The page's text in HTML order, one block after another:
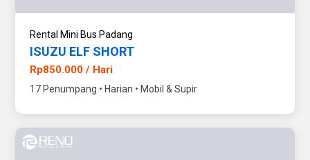
Rental Mini Bus Padang
ISUZU ELF SHORT
Rp850.000 / Hari
17 Penumpang • Harian • Mobil & Supir